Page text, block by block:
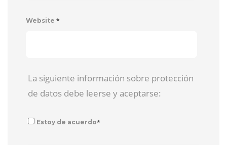
Website *
La siguiente información sobre protección
de datos debe leerse y aceptarse:
Estoy de acuerdo*